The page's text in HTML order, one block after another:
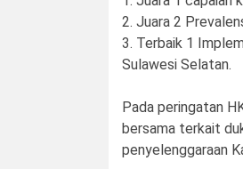
2. Juara 2
3. Terbaik 1
Sulawesi Selatan.
Pada peringatan
bersama terkait
penyelenggaraan